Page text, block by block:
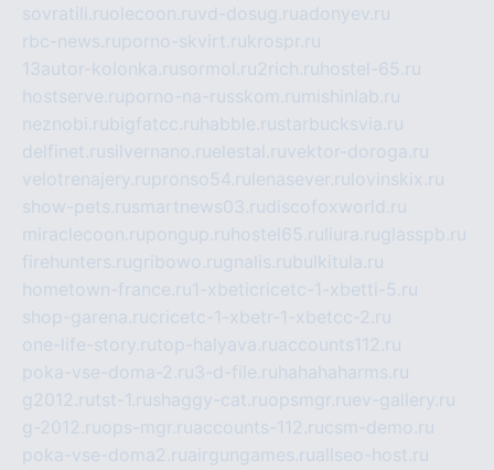
sovratili.ruolecoon.ruvd-dosug.ruadonyev.ru
rbc-news.ruporno-skvirt.rukrospr.ru
13autor-kolonka.rusormol.ru2rich.ru hostel-65.ru
hostserve.ruporno-na-russkom.ru mishinlab.ru
neznobi.rubigfatcc.ru habble.rustarbucksvia.ru
delfinet.rusilvernano.ruelestal.ruvektor-doroga.ru
velotrenajery.rupronso54.ru lenasever.ru lovinskix.ru
show-pets.rusmartnews03.rudiscofoxworld.ru
miraclecoon.rupongup.ru hostel65.ru liura.ruglasspb.ru
firehunters.rugribowo.rugnalis.rubulkitula.ru
hometown-france.ru1-xbeticricetc-1-xbetti-5.ru
shop-garena.rucricetc-1-xbetr-1-xbetcc-2.ru
one-life-story.rutop-halyava.ruaccounts112.ru
poka-vse-doma-2.ru3-d-file.ru hahahaharms.ru
g2012.rutst-1.rushaggy-cat.ruopsmgr.ruev-gallery.ru
g-2012.ruops-mgr.ruaccounts-112.rucsm-demo.ru
poka-vse-doma2.ruairgungames.ruallseo-host.ru